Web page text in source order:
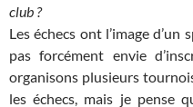
club ?
Les échecs ont l’image
pas forcément envie
organisons plusieurs
les échecs, mais je pense